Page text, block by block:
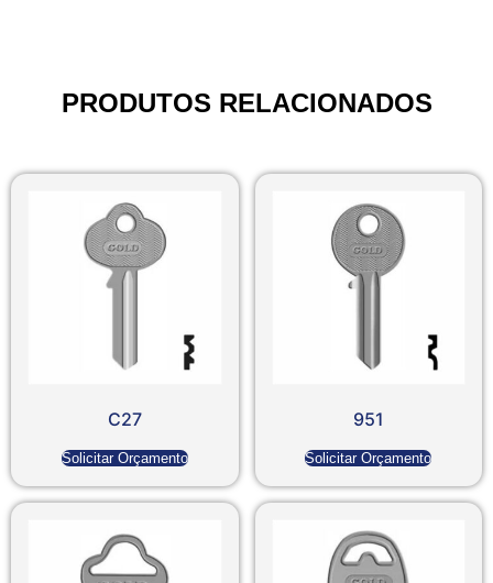
PRODUTOS RELACIONADOS
C27
Solicitar Orçamento
951
Solicitar Orçamento